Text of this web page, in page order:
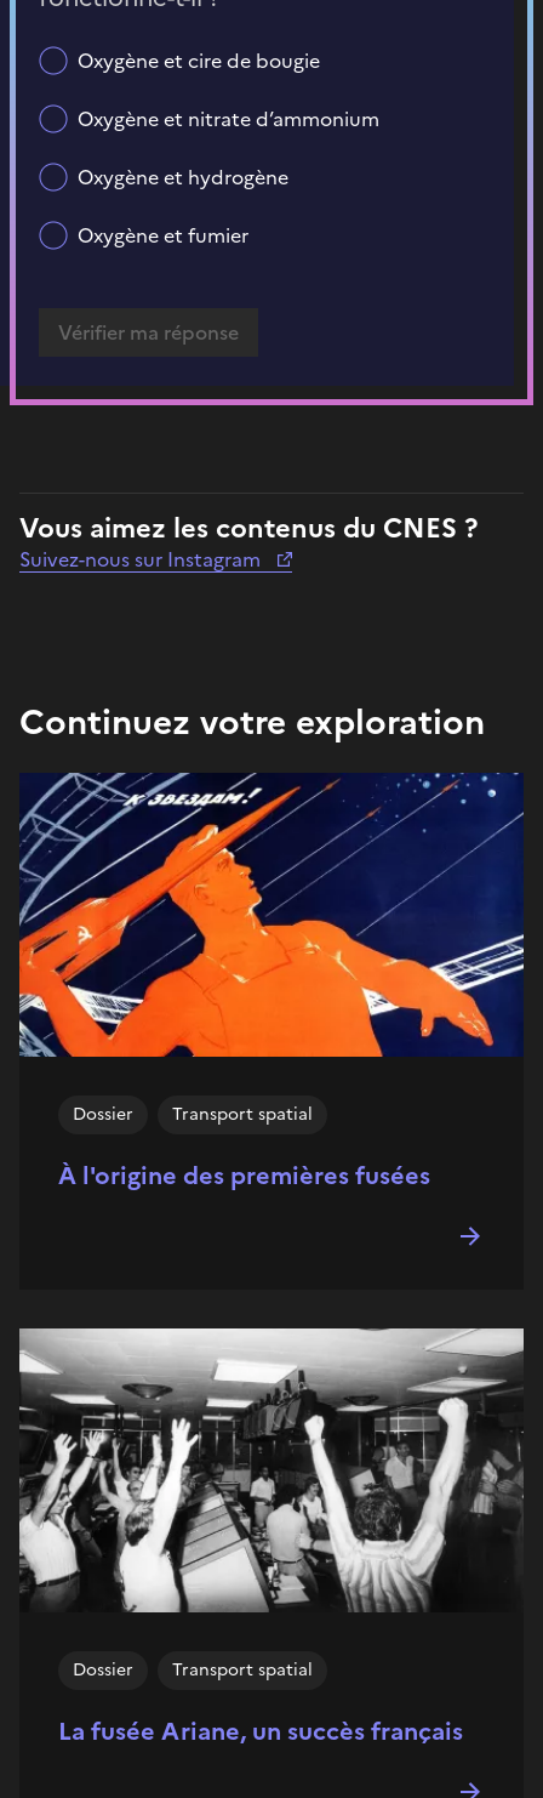
Oxygène et cire de bougie
Oxygène et nitrate d’ammonium
Oxygène et hydrogène
Oxygène et fumier
Vous aimez les contenus du CNES ?
Suivez-nous sur Instagram
Continuez votre exploration
À l'origine des premières fusées
Dossier Transport spatial
La fusée Ariane, un succès français
Dossier Transport spatial